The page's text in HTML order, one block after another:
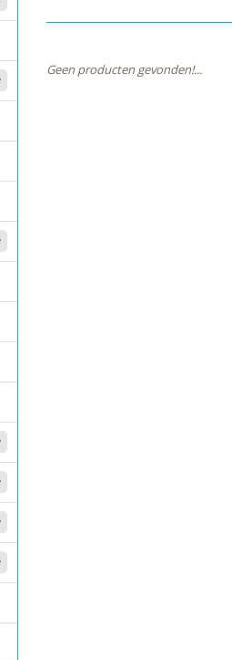
Geen producten gevonden!...